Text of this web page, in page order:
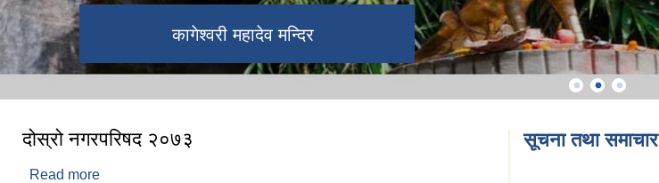
नवतनधाम
कागेश्वरी महादेव मन्दिर
दोस्रो नगरपरिषद २०७३
Read more
सूचना तथा समाचार